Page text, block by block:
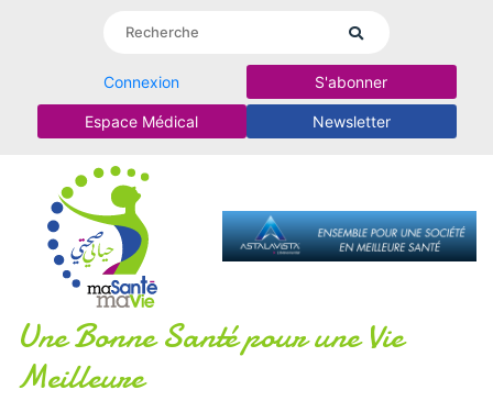
Connexion S'abonner
Espace Médical Newsletter
Une Bonne Santé pour une Vie
Meilleure